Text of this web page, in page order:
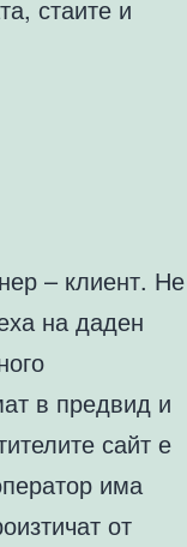
стаите и
– клиент. Не
на даден
в предвид и
сайт е
има
от